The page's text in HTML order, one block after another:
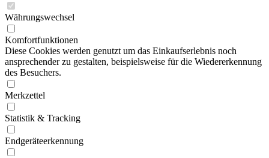
Währungswechsel
Komfortfunktionen
Diese Cookies werden genutzt um das Einkaufserlebnis noch
ansprechender zu gestalten, beispielsweise für die Wiedererkennung
des Besuchers.
Merkzettel
Statistik & Tracking
Endgeräteerkennung